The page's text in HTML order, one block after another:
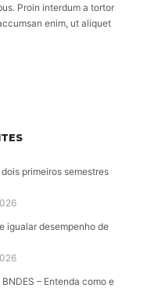
Proin interdum a tortor
enim, ut aliquet
primeiros semestres
igualar desempenho de
– Entenda como e